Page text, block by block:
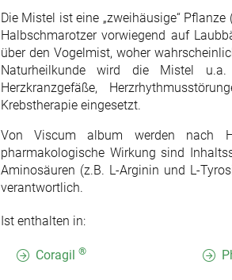
Die Mistel ist eine „zweihäusige“
Halbschmarotzer vorwiegend auf
über den Vogelmist, woher
Naturheilkunde wird die Mistel
Herzkranzgefäße,
Krebstherapie eingesetzt.
Von Viscum album werden nach
pharmakologische Wirkung sind
Aminosäuren (z.B. L-Arginin und L-
verantwortlich.
Ist enthalten in:
Coragil ®